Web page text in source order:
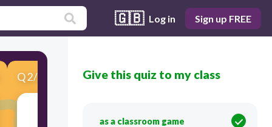
🇬🇧 Log in Sign up FREE
Q2/10 Score 0
What does Alice do after she gets up?
Give this quiz to my class
as a classroom game